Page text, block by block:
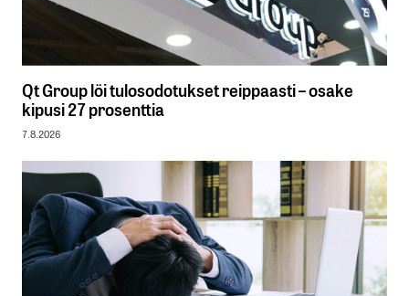
Qt Group löi tulosodotukset reippaasti – osake
kipusi 27 prosenttia
7.8.2026